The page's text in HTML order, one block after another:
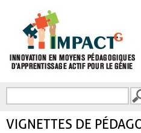
FORMULAIRE DE
VIGNETTES DE